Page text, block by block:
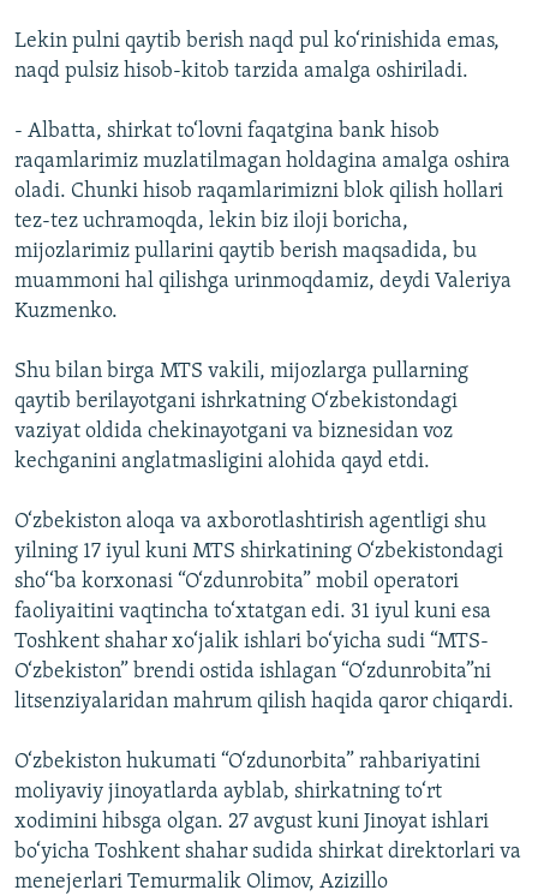
Lekin pulni qaytib berish naqd pul ko‘rinishida emas,
naqd pulsiz hisob-kitob tarzida amalga oshiriladi.
- Albatta, shirkat to‘lovni faqatgina bank hisob
raqamlarimiz muzlatilmagan holdagina amalga oshira
oladi. Chunki hisob raqamlarimizni blok qilish hollari
tez-tez uchramoqda, lekin biz iloji boricha,
mijozlarimiz pullarini qaytib berish maqsadida, bu
muammoni hal qilishga urinmoqdamiz, deydi Valeriya
Kuzmenko.
Shu bilan birga MTS vakili, mijozlarga pullarning
qaytib berilayotgani ishrkatning O‘zbekistondagi
vaziyat oldida chekinayotgani va biznesidan voz
kechganini anglatmasligini alohida qayd etdi.
O‘zbekiston aloqa va axborotlashtirish agentligi shu
yilning 17 iyul kuni MTS shirkatining O‘zbekistondagi
sho‘‘ba korxonasi “O‘zdunrobita” mobil operatori
faoliyaitini vaqtincha to‘xtatgan edi. 31 iyul kuni esa
Toshkent shahar xo‘jalik ishlari bo‘yicha sudi “MTS-
O‘zbekiston” brendi ostida ishlagan “O‘zdunrobita”ni
litsenziyalaridan mahrum qilish haqida qaror chiqardi.
O‘zbekiston hukumati “O‘zdunorbita” rahbariyatini
moliyaviy jinoyatlarda ayblab, shirkatning to‘rt
xodimini hibsga olgan. 27 avgust kuni Jinoyat ishlari
bo‘yicha Toshkent shahar sudida shirkat direktorlari va
menejerlari Temurmalik Olimov, Azizillo